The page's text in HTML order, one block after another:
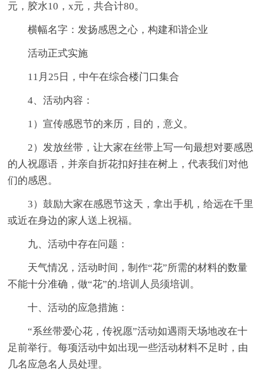
元，胶水10，x元，共合计80。
横幅名字：发扬感恩之心，构建和谐企业
活动正式实施
11月25日，中午在综合楼门口集合
4、活动内容：
1）宣传感恩节的来历，目的，意义。
2）发放丝带，让大家在丝带上写一句最想对要感恩
的人祝愿语，并亲自折花扣好挂在树上，代表我们对他
们的感恩。
3）鼓励大家在感恩节这天，拿出手机，给远在千里
或近在身边的家人送上祝福。
九、活动中存在问题：
天气情况，活动时间，制作“花”所需的材料的数量
不能十分准确，做“花”的.培训人员须培训。
十、活动的应急措施：
“系丝带爱心花，传祝愿”活动如遇雨天场地改在十
足前举行。每项活动中如出现一些活动材料不足时，由
几名应急名人员处理。